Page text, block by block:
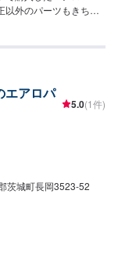
以外のパーツもきちん
よかったと思ってもら
もっと楽しむための
ます。保険代理店業務
ります。オイル交換
エアロパ
5.0(1件)
茨城町長岡3523-52